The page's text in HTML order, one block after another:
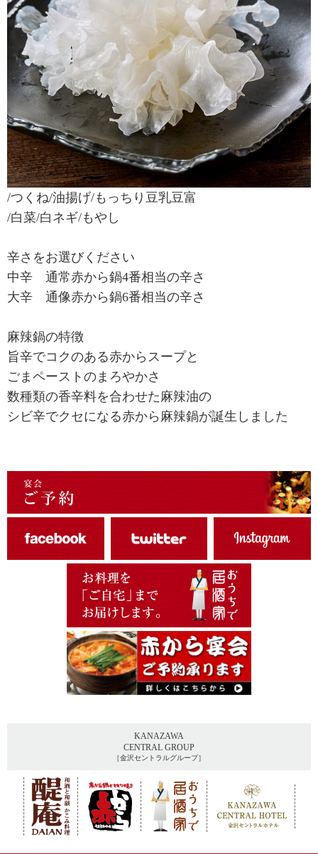
/つくね/油揚げ/もっちり豆乳豆富
/白菜/白ネギ/もやし
辛さをお選びください
中辛 通常赤から鍋4番相当の辛さ
大辛 通像赤から鍋6番相当の辛さ
麻辣鍋の特徴
旨辛でコクのある赤からスープと
ごまペーストのまろやかさ
数種類の香辛料を合わせた麻辣油の
シビ辛でクセになる赤から麻辣鍋が誕生しました
KANAZAWA
CENTRAL GROUP
［金沢セントラルグループ］